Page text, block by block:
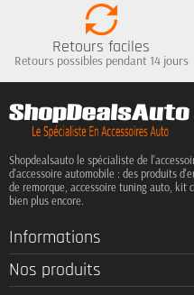
Retours faciles
Retours possibles pendant 14 jours
Shopdealsauto le spécialiste de
d'accessoire automobile : des produits
de remorque, accessoire tuning auto, kit
bien plus encore.
Informations
Nos produits